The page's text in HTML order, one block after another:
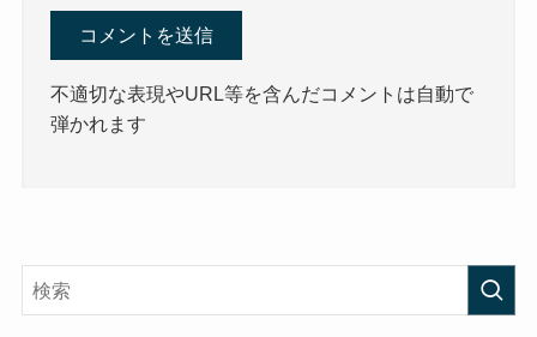
不適切な表現やURL等を含んだコメントは自動で
弾かれます